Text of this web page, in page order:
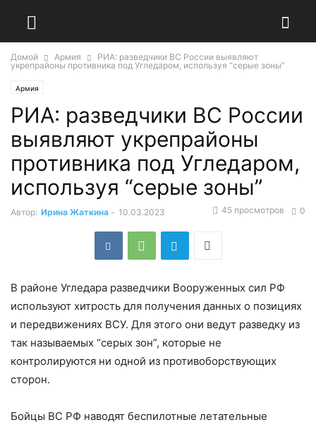
Домой Армия
РИА: разведчики ВС России выявляют
укрепрайоны противника под Угледаром, используя “серые зоны”
Армия
РИА: разведчики ВС России
выявляют укрепрайоны
противника под Угледаром,
используя “серые зоны”
Автор: Ирина Жаткина - 10.03.2023 0
45 просмотров
В районе Угледара разведчики Вооруженных сил РФ
используют хитрость для получения данных о позициях
и передвижениях ВСУ. Для этого они ведут разведку из
так называемых “серых зон”, которые не
контролируются ни одной из противоборствующих
сторон.
Бойцы ВС РФ наводят беспилотные летательные